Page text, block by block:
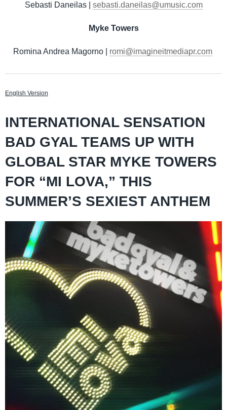
Sebasti Daneilas | sebasti.daneilas@umusic.com
Myke Towers
Romina Andrea Magorno | romi@imagineitmediapr.com
English Version
INTERNATIONAL SENSATION
BAD GYAL TEAMS UP WITH
GLOBAL STAR MYKE TOWERS
FOR “MI LOVA,” THIS
SUMMER’S SEXIEST ANTHEM